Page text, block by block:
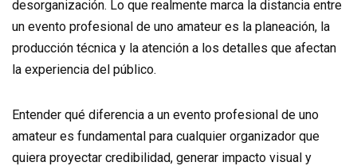
desorganización. Lo que realmente marca la distancia entre
un evento profesional de uno amateur es la planeación, la
producción técnica y la atención a los detalles que afectan
la experiencia del público.
Entender qué diferencia a un evento profesional de uno
amateur es fundamental para cualquier organizador que
quiera proyectar credibilidad, generar impacto visual y